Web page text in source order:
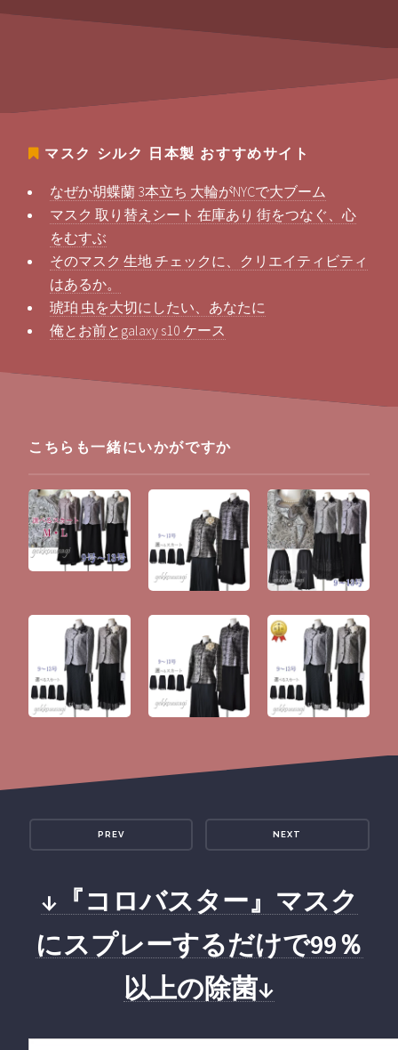
マスク シルク 日本製 おすすめサイト
なぜか胡蝶蘭 3本立ち 大輪がNYCで大ブーム
マスク 取り替えシート 在庫あり 街をつなぐ、心
をむすぶ
そのマスク 生地 チェックに、クリエイティビティ
はあるか。
琥珀 虫を大切にしたい、あなたに
俺とお前とgalaxy s10 ケース
こちらも一緒にいかがですか
PREV NEXT
↓『コロバスター』マスク
にスプレーするだけで99％
以上の除菌↓